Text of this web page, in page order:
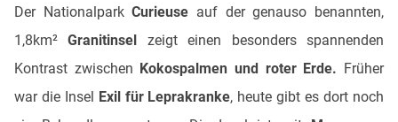
Der NationalparkCurieuse auf der genauso benannten,
1,8km²Granitinsel zeigt einen besonders spannenden
Kontrast zwischen Kokospalmen und roter Erde. Früher
war die Insel Exil für Leprakranke, heute gibt es dort noch